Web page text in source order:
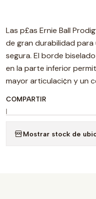
Las p£as Ernie Ball
de gran durabilidad
segura. El borde
en la parte inferior
mayor articulaci¢n y un
COMPARTIR
|
Mostrar stock de